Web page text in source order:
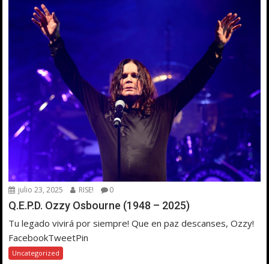
julio 23, 2025 RISE! 0
Q.E.P.D. Ozzy Osbourne (1948 – 2025)
Tu legado vivirá por siempre! Que en paz descanses, Ozzy!
FacebookTweetPin
Uncategorized